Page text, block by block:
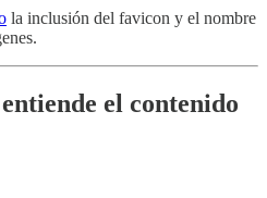
la inclusión del favicon y el nombre
el contenido